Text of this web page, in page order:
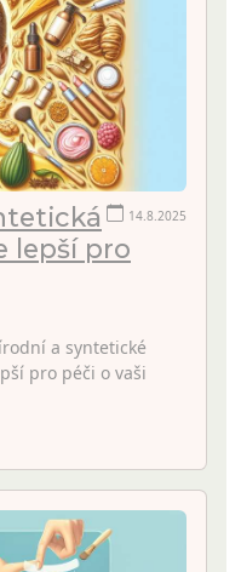
14.8.2025
lepší pro
a syntetické
pro péči o vaši